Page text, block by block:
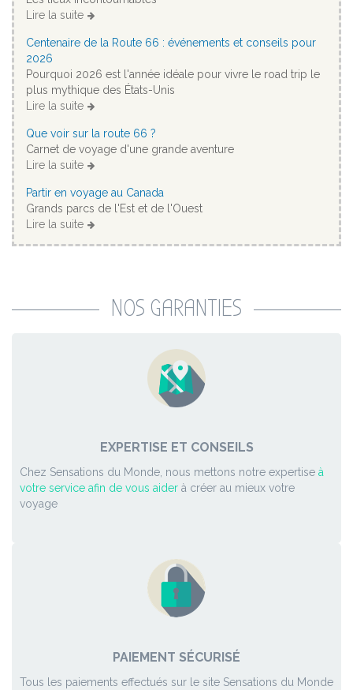
Lire la suite
Centenaire de la Route 66 : événements et conseils pour
2026
Pourquoi 2026 est l'année idéale pour vivre le road trip le
plus mythique des États-Unis
Lire la suite
Que voir sur la route 66 ?
Carnet de voyage d'une grande aventure
Lire la suite
Partir en voyage au Canada
Grands parcs de l'Est et de l'Ouest
Lire la suite
NOS GARANTIES
EXPERTISE ET CONSEILS
Chez Sensations du Monde, nous mettons notre expertise à
votre service afin de vous aider à créer au mieux votre
voyage
PAIEMENT SÉCURISÉ
Tous les paiements effectués sur le site Sensations du Monde